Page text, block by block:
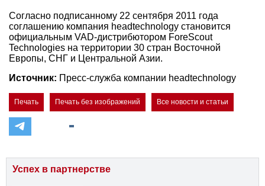
Согласно подписанному 22 сентября 2011 года
соглашению компания headtechnology становится
официальным VAD-дистрибютором ForeScout
Technologies на территории 30 стран Восточной
Европы, СНГ и Центральной Азии.
Источник: Пресс-служба компании headtechnology
Печать Печать без изображений Все новости и статьи
Успех в партнерстве